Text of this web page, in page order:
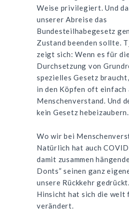
Weise privilegiert. Und
unserer Abreise das
Bundesteilhabegesetz
Zustand beenden sollte.
zeigt sich: Wenn es für
Durchsetzung von
spezielles Gesetz
in den Köpfen oft einfach
Menschenverstand. Und
kein Gesetz hebeizaubern.
Wo wir bei
Natürlich hat auchCOVID
damit zusammen
Donts” seinen ganz
unsere Rückkehr
Hinsicht hat sich die welt
verändert.